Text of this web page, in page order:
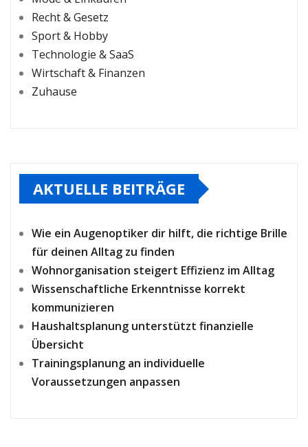
Recht & Gesetz
Sport & Hobby
Technologie & SaaS
Wirtschaft & Finanzen
Zuhause
AKTUELLE BEITRÄGE
Wie ein Augenoptiker dir hilft, die richtige Brille
für deinen Alltag zu finden
Wohnorganisation steigert Effizienz im Alltag
Wissenschaftliche Erkenntnisse korrekt
kommunizieren
Haushaltsplanung unterstützt finanzielle
Übersicht
Trainingsplanung an individuelle
Voraussetzungen anpassen